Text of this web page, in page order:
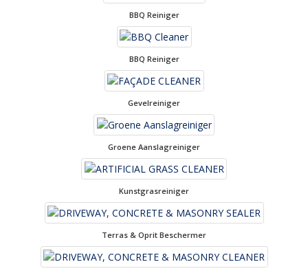
BBQ Reiniger
BBQ Reiniger
Gevelreiniger
Groene Aanslagreiniger
Kunstgrasreiniger
Terras & Oprit Beschermer